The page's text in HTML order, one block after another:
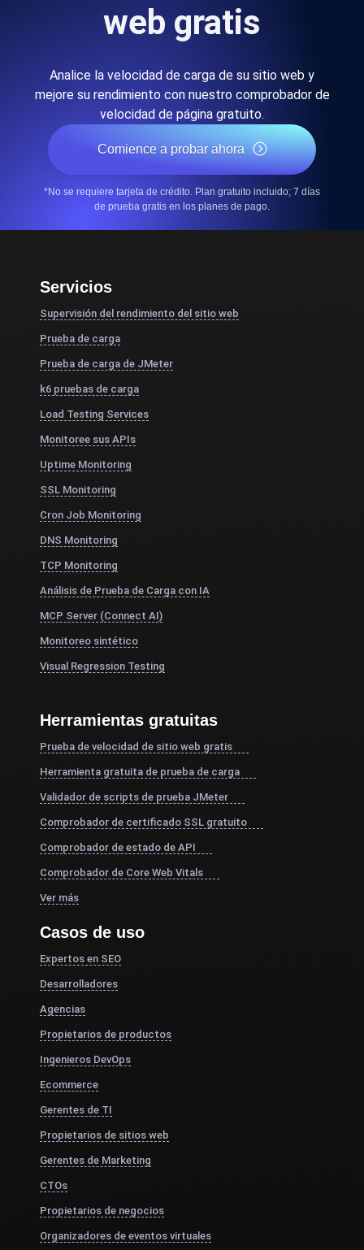
web gratis
Analice la velocidad de carga de su sitio web y
mejore su rendimiento con nuestro comprobador de
velocidad de página gratuito.
Comience a probar ahora
*No se requiere tarjeta de crédito. Plan gratuito incluido; 7 días
de prueba gratis en los planes de pago.
Servicios
Supervisión del rendimiento del sitio web
Prueba de carga
Prueba de carga de JMeter
k6 pruebas de carga
Load Testing Services
Monitoree sus APIs
Uptime Monitoring
SSL Monitoring
Cron Job Monitoring
DNS Monitoring
TCP Monitoring
Análisis de Prueba de Carga con IA
MCP Server (Connect AI)
Monitoreo sintético
Visual Regression Testing
Herramientas gratuitas
Prueba de velocidad de sitio web gratis
Herramienta gratuita de prueba de carga
Validador de scripts de prueba JMeter
Comprobador de certificado SSL gratuito
Comprobador de estado de API
Comprobador de Core Web Vitals
Ver más
Casos de uso
Expertos en SEO
Desarrolladores
Agencias
Propietarios de productos
Ingenieros DevOps
Ecommerce
Gerentes de TI
Propietarios de sitios web
Gerentes de Marketing
CTOs
Propietarios de negocios
Organizadores de eventos virtuales